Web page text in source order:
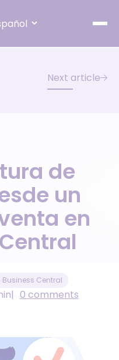
Next article
de
un
en
Central
0 comments